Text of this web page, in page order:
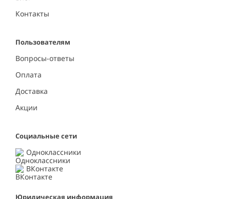
Контакты
Пользователям
Вопросы-ответы
Оплата
Доставка
Акции
Социальные сети
Одноклассники
ВКонтакте
Юридическая информация